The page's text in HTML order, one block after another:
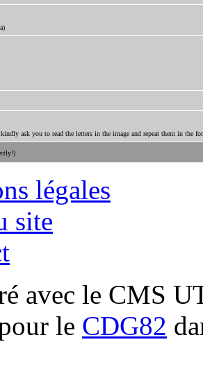
ask you to read the letters in the image and repeat them in the
légales
site
avec le CMS
le CDG82